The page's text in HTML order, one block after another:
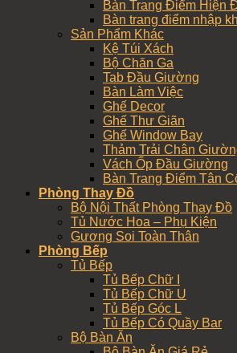
Bàn Trang Điểm Hiện
Bàn trang điểm nhập
Sản Phẩm Khác
Kệ Túi Xách
Bộ Chăn Ga
Tab Đầu Giường
Bàn Làm Việc
Ghế Decor
Ghế Thư Giãn
Ghế Window Bay
Thảm Trải Chân
Vách Ốp Đầu Giường
Bàn Trang Điểm Tân
Phòng Thay Đồ
Bộ Nội Thất Phòng Thay Đồ
Tủ Nước Hoa – Phụ Kiện
Gương Soi Toàn Thân
Phòng Bếp
Tủ Bếp
Tủ Bếp Chữ I
Tủ Bếp Chữ U
Tủ Bếp Góc L
Tủ Bếp Có Quầy Bar
Bộ Bàn Ăn